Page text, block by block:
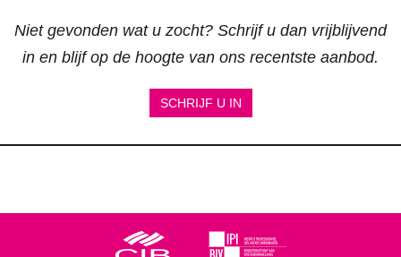
Niet gevonden wat u zocht? Schrijf u dan vrijblijvend
in en blijf op de hoogte van ons recentste aanbod.
SCHRIJF U IN